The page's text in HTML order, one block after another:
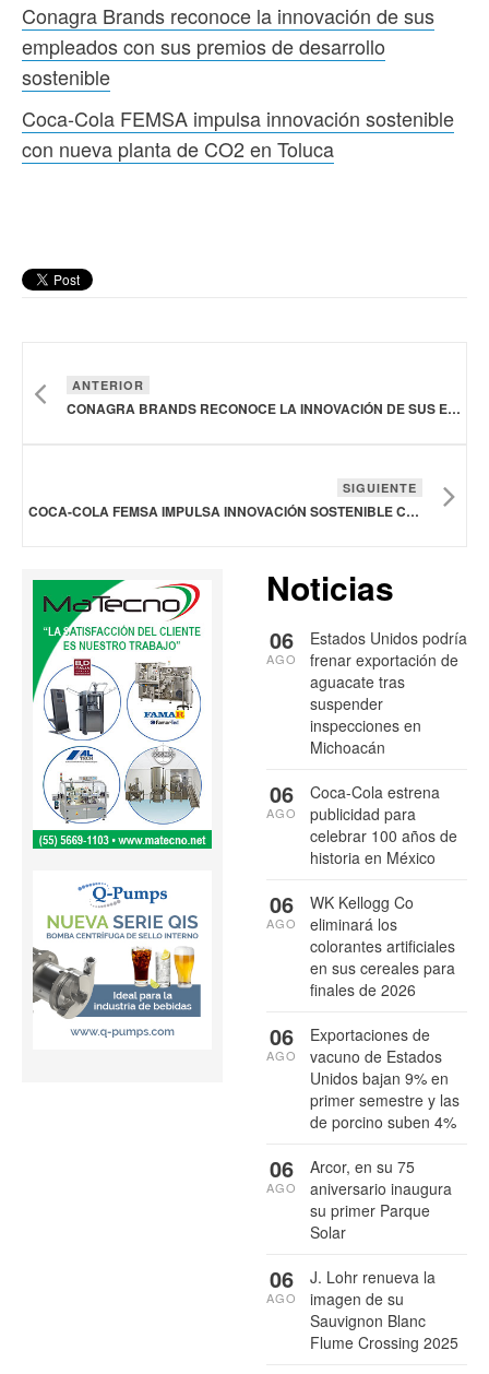
Conagra Brands reconoce la innovación de sus
empleados con sus premios de desarrollo
sostenible
Coca-Cola FEMSA impulsa innovación sostenible
con nueva planta de CO2 en Toluca
ANTERIOR
CONAGRA BRANDS RECONOCE LA INNOVACIÓN DE SUS EMPLEADOS CON SUS PREMIOS DE DESARROLLO SOSTENIBLE
SIGUIENTE
COCA-COLA FEMSA IMPULSA INNOVACIÓN SOSTENIBLE CON NUEVA PLANTA DE CO2 EN TOLUCA
Noticias
Estados Unidos podría
frenar exportación de
aguacate tras
suspender
inspecciones en
Michoacán
06
AGO
Coca-Cola estrena
publicidad para
celebrar 100 años de
historia en México
06
AGO
WK Kellogg Co
eliminará los
colorantes artificiales
en sus cereales para
finales de 2026
06
AGO
Exportaciones de
vacuno de Estados
Unidos bajan 9% en
primer semestre y las
de porcino suben 4%
06
AGO
Arcor, en su 75
aniversario inaugura
su primer Parque
Solar
06
AGO
J. Lohr renueva la
imagen de su
Sauvignon Blanc
Flume Crossing 2025
06
AGO